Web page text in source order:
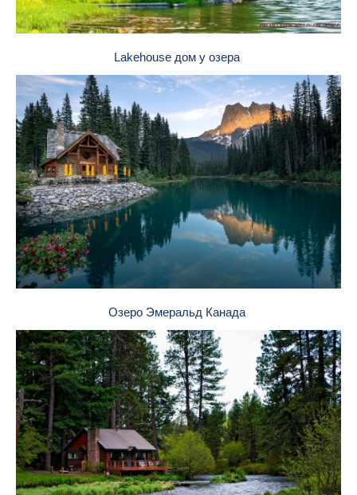
Lakehouse дом у озера
Озеро Эмеральд Канада